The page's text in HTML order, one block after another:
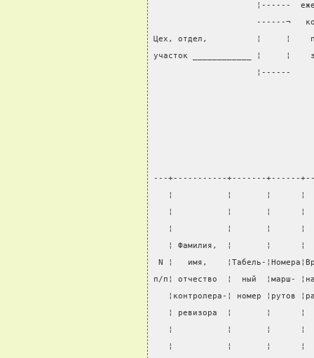
¦------
------¬
Цех, отдел,          ¦     ¦
участок ____________ ¦     ¦
¦------
---+-----------+-------+------
¦           ¦       ¦      ¦
¦           ¦       ¦      ¦
¦           ¦       ¦      ¦
¦ Фамилия,  ¦       ¦      ¦
N ¦   имя,    ¦Табель-
п/п¦ отчество  ¦  ный  ¦марш-
¦контролера-¦ номер ¦рутов
¦ ревизора  ¦       ¦      ¦
¦           ¦       ¦      ¦
¦           ¦       ¦      ¦